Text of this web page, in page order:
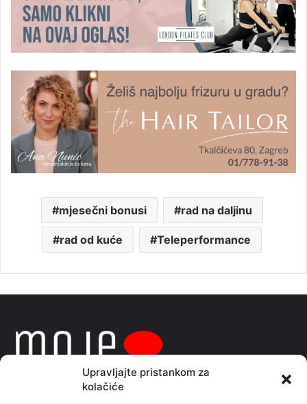
Upravljajte pristankom za
kolačiće
mjesečni bonusi rad na daljinu
rad od kuće Teleperformance